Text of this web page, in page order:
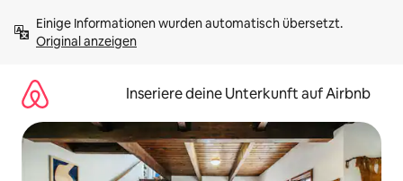
Inhalten
springenOriginal anzeigen
Inseriere deine Unterkunft auf Airbnb